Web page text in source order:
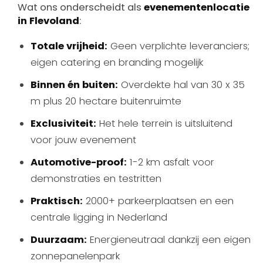
Wat ons onderscheidt als evenementenlocatie
in Flevoland:
Totale vrijheid: Geen verplichte leveranciers;
eigen catering en branding mogelijk
Binnen én buiten: Overdekte hal van 30 x 35
m plus 20 hectare buitenruimte
Exclusiviteit: Het hele terrein is uitsluitend
voor jouw evenement
Automotive-proof: 1-2 km asfalt voor
demonstraties en testritten
Praktisch: 2000+ parkeerplaatsen en een
centrale ligging in Nederland
Duurzaam: Energieneutraal dankzij een eigen
zonnepanelenpark